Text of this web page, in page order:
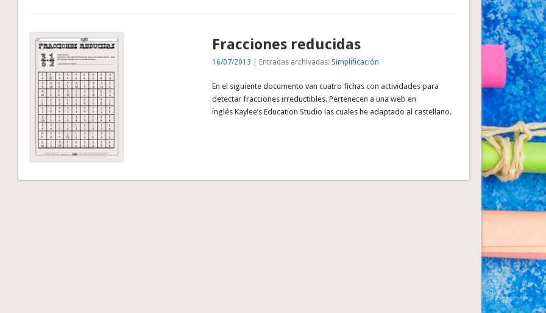
Fracciones reducidas
16/07/2013 | Entradas archivadas: Simplificación
En el siguiente documento van cuatro fichas con actividades para
detectar fracciones irreductibles. Pertenecen a una web en
inglés Kaylee’s Education Studio las cuales he adaptado al castellano.